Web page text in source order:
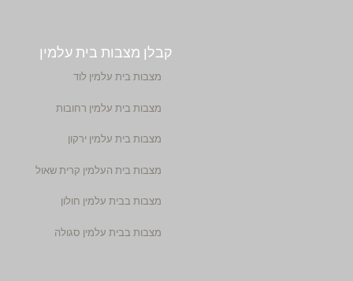
קבלן מצבות בית עלמין
מצבות בית עלמין לוד
מצבות בית עלמין רחובות
מצבות בית עלמין ירקון
מצבות בית העלמין קרית שאול
מצבות בבית עלמין חולון
מצבות בבית עלמין סגולה